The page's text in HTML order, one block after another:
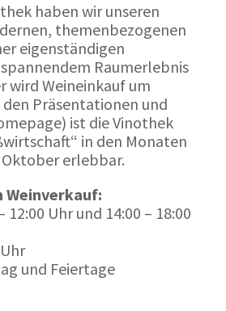
haben wir unseren
themenbezogenen
eigenständigen
Raumerlebnis
wird Weineinkauf um
Präsentationen und
ist die Vinothek
in den Monaten
erlebbar.
Weinverkauf:
12:00 Uhr und 14:00 – 18:00
und Feiertage